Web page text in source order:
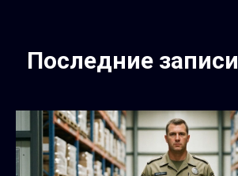
Последние